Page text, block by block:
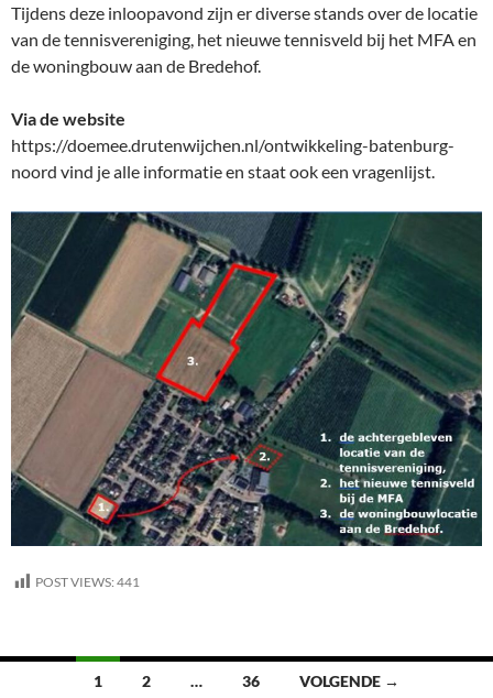
Tijdens deze inloopavond zijn er diverse stands over de locatie
van de tennisvereniging, het nieuwe tennisveld bij het MFA en
de woningbouw aan de Bredehof.
Via de website
https://doemee.drutenwijchen.nl/ontwikkeling-batenburg-
noord vind je alle informatie en staat ook een vragenlijst.
POST VIEWS: 441
Berichten
1 2 … 36 VOLGENDE →